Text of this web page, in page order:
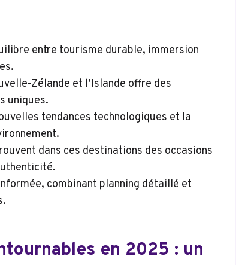
entre tourisme durable, immersion
Zélande et l’Islande offre des
uniques.
tendances technologiques et la
dans ces destinations des occasions
combinant planning détaillé et
en 2025 : un